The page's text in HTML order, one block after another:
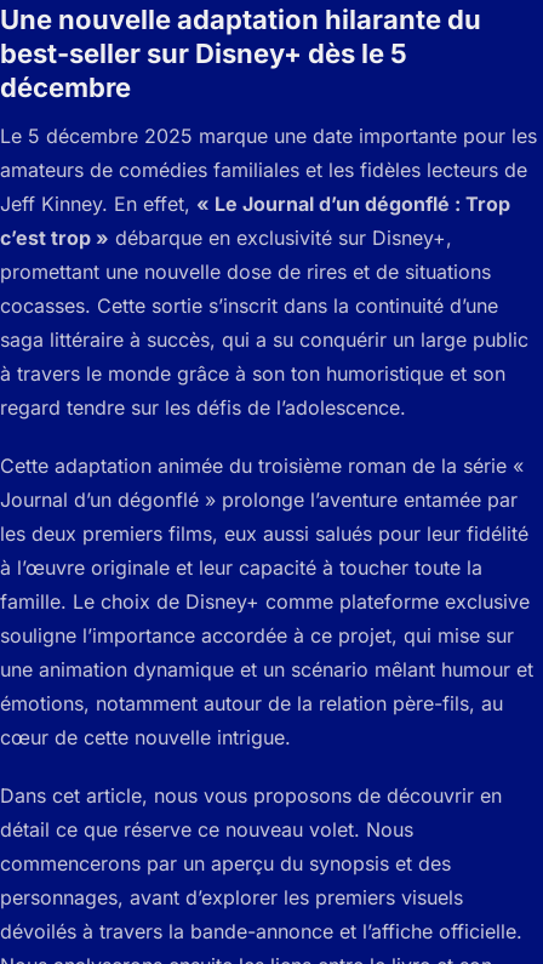
Une nouvelle adaptation hilarante du
best-seller sur Disney+ dès le 5
décembre
Le 5 décembre 2025 marque une date importante pour les
amateurs de comédies familiales et les fidèles lecteurs de
Jeff Kinney. En effet, « Le Journal d’un dégonflé : Trop
c’est trop » débarque en exclusivité sur Disney+,
promettant une nouvelle dose de rires et de situations
cocasses. Cette sortie s’inscrit dans la continuité d’une
saga littéraire à succès, qui a su conquérir un large public
à travers le monde grâce à son ton humoristique et son
regard tendre sur les défis de l’adolescence.
Cette adaptation animée du troisième roman de la série «
Journal d’un dégonflé » prolonge l’aventure entamée par
les deux premiers films, eux aussi salués pour leur fidélité
à l’œuvre originale et leur capacité à toucher toute la
famille. Le choix de Disney+ comme plateforme exclusive
souligne l’importance accordée à ce projet, qui mise sur
une animation dynamique et un scénario mêlant humour et
émotions, notamment autour de la relation père-fils, au
cœur de cette nouvelle intrigue.
Dans cet article, nous vous proposons de découvrir en
détail ce que réserve ce nouveau volet. Nous
commencerons par un aperçu du synopsis et des
personnages, avant d’explorer les premiers visuels
dévoilés à travers la bande-annonce et l’affiche officielle.